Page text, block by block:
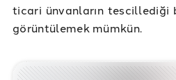
ticari ünvanların tescillediği
görüntülemek mümkün.